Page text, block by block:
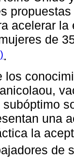
acelerar
de
.
los
una
la
de